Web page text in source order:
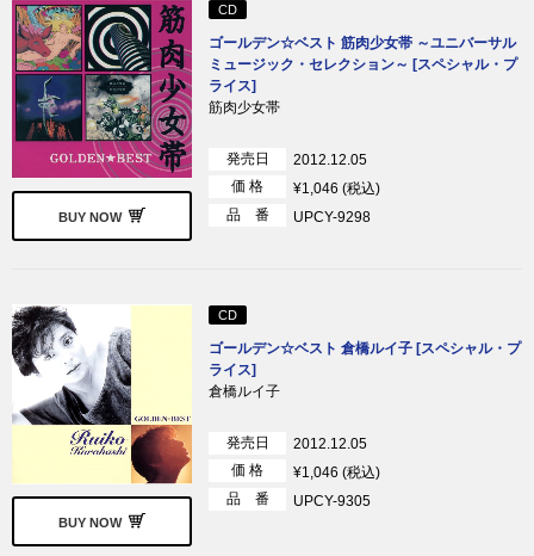
BUY NOW
CD
ゴールデン☆ベスト 筋肉少女帯 ～ユニバーサル
ミュージック・セレクション～ [スペシャル・プ
ライス]
筋肉少女帯
発売日
2012.12.05
価 格
¥1,046 (税込)
品 番
UPCY-9298
BUY NOW
CD
ゴールデン☆ベスト 倉橋ルイ子 [スペシャル・プ
ライス]
倉橋ルイ子
発売日
2012.12.05
価 格
¥1,046 (税込)
品 番
UPCY-9305